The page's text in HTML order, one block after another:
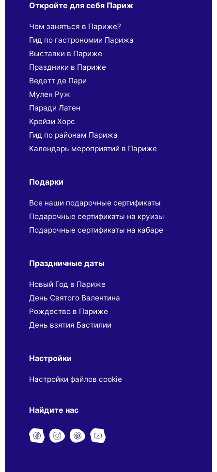
Откройте для себя Париж
Чем заняться в Париже?
Гид по гастрономии Парижа
Выставки в Париже
Праздники в Париже
Ведетт де Пари
Мулен Руж
Паради Латен
Крейзи Хорс
Гид по районам Парижа
Календарь мероприятий в Париже
Подарки
Все наши подарочные сертификаты
Подарочные сертификаты на круизы
Подарочные сертификаты на кабаре
Праздничные даты
Новый Год в Париже
День Святого Валентина
Рождество в Париже
День взятия Бастилии
Настройки
Настройки файлов cookie
Найдите нас